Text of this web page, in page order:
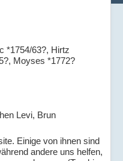
*1754/63?, Hirtz
Moyses *1772?
Levi, Brun
Einige von ihnen sind
andere uns helfen,